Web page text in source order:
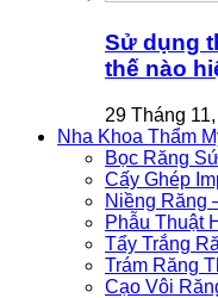
Sử dụng
thế nào
29 Tháng
Nha Khoa Thẩm
Bọc Răng
Cấy Ghép
Niềng Răng
Phẫu Thuật
Tẩy Trắng
Trám Răng
Cạo Vôi